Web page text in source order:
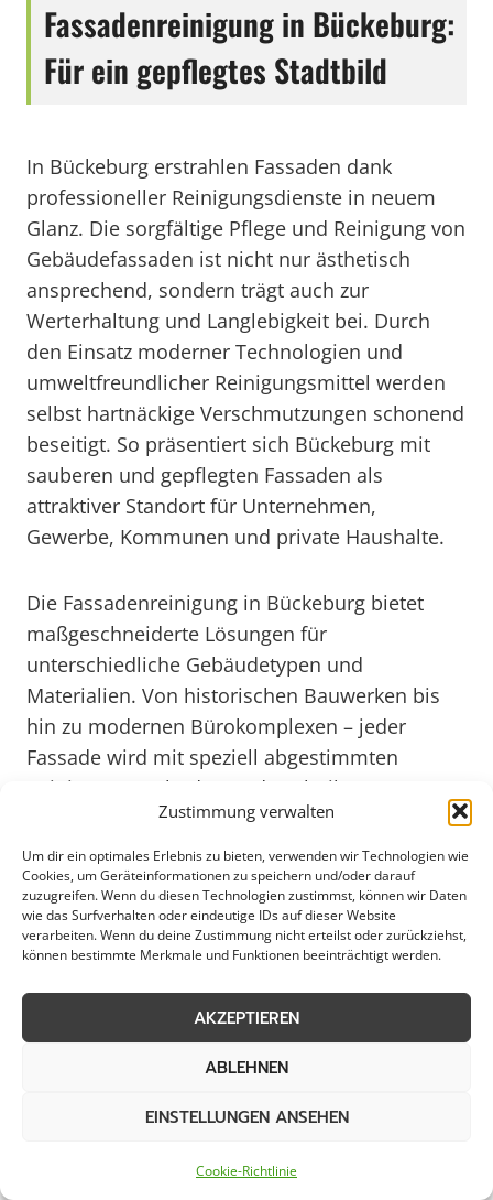
Zustimmung verwalten
Um dir ein optimales Erlebnis zu bieten, verwenden wir Technologien wie
Cookies, um Geräteinformationen zu speichern und/oder darauf
zuzugreifen. Wenn du diesen Technologien zustimmst, können wir Daten
wie das Surfverhalten oder eindeutige IDs auf dieser Website
verarbeiten. Wenn du deine Zustimmung nicht erteilst oder zurückziehst,
können bestimmte Merkmale und Funktionen beeinträchtigt werden.
AKZEPTIEREN
ABLEHNEN
EINSTELLUNGEN ANSEHEN
Cookie-Richtlinie
Fassadenreinigung in Bückeburg:
Für ein gepflegtes Stadtbild
In Bückeburg erstrahlen Fassaden dank
professioneller Reinigungsdienste in neuem
Glanz. Die sorgfältige Pflege und Reinigung von
Gebäudefassaden ist nicht nur ästhetisch
ansprechend, sondern trägt auch zur
Werterhaltung und Langlebigkeit bei. Durch
den Einsatz moderner Technologien und
umweltfreundlicher Reinigungsmittel werden
selbst hartnäckige Verschmutzungen schonend
beseitigt. So präsentiert sich Bückeburg mit
sauberen und gepflegten Fassaden als
attraktiver Standort für Unternehmen,
Gewerbe, Kommunen und private Haushalte.
Die Fassadenreinigung in Bückeburg bietet
maßgeschneiderte Lösungen für
unterschiedliche Gebäudetypen und
Materialien. Von historischen Bauwerken bis
hin zu modernen Bürokomplexen – jeder
Fassade wird mit speziell abgestimmten
Reinigungsmethoden und Techniken
professionell zu Leibe gerückt. Durch
regelmäßige Reinigungsintervalle bleibt nicht
nur die Optik erhalten, sondern es wird auch
langfristig vor Schäden durch Umwelteinflüsse
geschützt. In Zeiten erhöhter
Bückeburg nicht nur auf Sauberkeit setzen,
sondern auch auf ökologische Verträglichkeit
Fassadenreinigung in Bückeburg nicht nur zur